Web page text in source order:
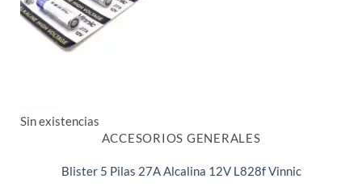
Sin existencias
ACCESORIOS GENERALES
Blister 5 Pilas 27A Alcalina 12V L828f Vinnic